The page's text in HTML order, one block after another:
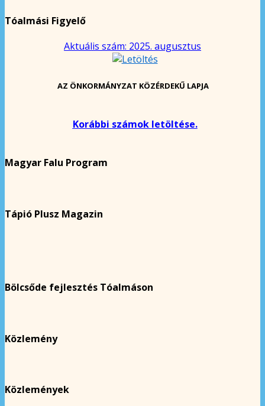
Tóalmási Figyelő
Aktuális szám: 2025. augusztus
AZ ÖNKORMÁNYZAT KÖZÉRDEKŰ LAPJA
Korábbi számok letöltése.
Magyar Falu Program
Tápió Plusz Magazin
Bölcsőde fejlesztés Tóalmáson
Közlemény
Közlemények